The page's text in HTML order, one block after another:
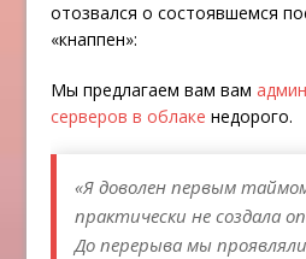
отозвался о состоявшемся
«кнаппен»:
Мы предлагаем вам вам
серверов в облаке недорого.
«Я доволен первым
практически не создала
До перерыва мы